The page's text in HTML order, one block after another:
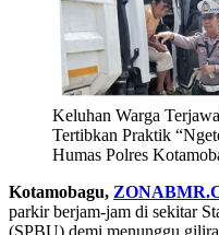
Keluhan Warga
Tertibkan Praktik
Humas Polres
Kotamobagu,
parkir berjam-jam di sekitar
(SPBU) demi menunggu